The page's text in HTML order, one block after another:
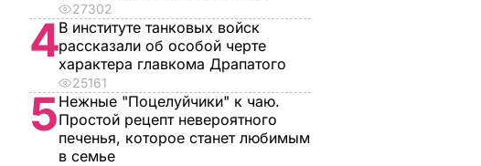
27302
4В институте танковых войск
рассказали об особой черте
характера главкома Драпатого
25161
5Нежные "Поцелуйчики" к чаю.
Простой рецепт невероятного
печенья, которое станет любимым
в семье